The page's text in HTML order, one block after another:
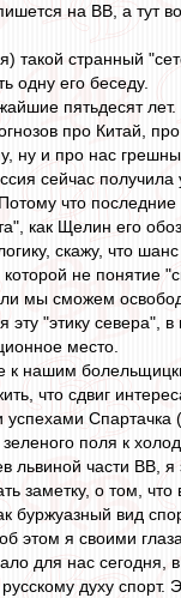
на ВВ, а тут
такой странный
одну его беседу.
пятьдесят лет.
про Китай,
ну и про нас
сейчас получила
что
как Щелин его
скажу, что
которой не понятие
мы сможем
эту "этику
место.
к нашим
что сдвиг
поля к
львиной части ВВ,
заметку, о том,
буржуазный вид
этом я своими
для нас сегодня,
духу спорт.